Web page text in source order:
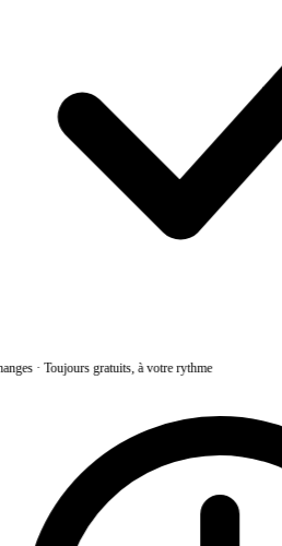
·Toujours gratuits, à votre rythme